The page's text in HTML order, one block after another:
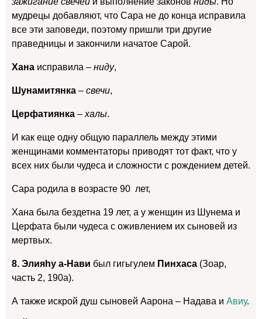
мудрецы добавляют, что Сара не до конца исправила
все эти заповеди, поэтому пришли три другие
праведницы и закончили начатое Сарой.
Хана исправила – ниду,
Шунамитянка – свечи,
Церфатиянка –халы.
И как еще одну общую параллель между этими
женщинами комментаторы приводят тот факт, что у
всех них были чудеса и сложности с рождением детей.
Сара родила в возрасте 90 лет,
Хана была бездетна 19 лет, а у женщин из Шунема и
Церфата были чудеса с оживлением их сыновей из
мертвых.
8. Элияhу а-Нави был гигьгулем Пинхаса (Зоар,
часть 2, 190а).
А также искрой душ сыновей Аарона – Надава и Авиу.